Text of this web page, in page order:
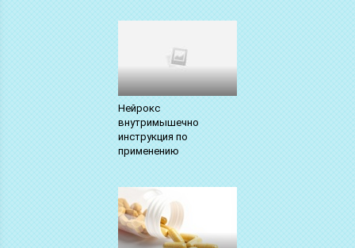
Нейрокс
внутримышечно
инструкция по
применению